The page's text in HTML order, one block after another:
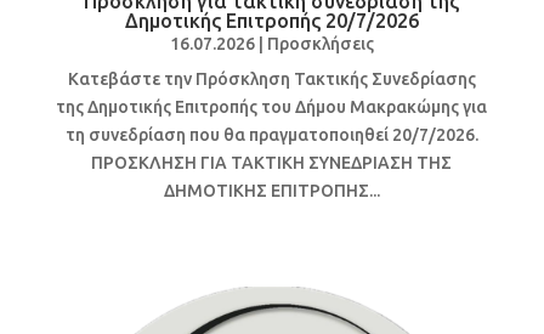
Δημοτικής Επιτροπής 20/7/2026
16.07.2026| Προσκλήσεις
Κατεβάστε την Πρόσκληση Τακτικής Συνεδρίασης
της Δημοτικής Επιτροπής του Δήμου Μακρακώμης για
τη συνεδρίαση που θα πραγματοποιηθεί 20/7/2026.
ΠΡΟΣΚΛΗΣΗ ΓΙΑ ΤΑΚΤΙΚΗ ΣΥΝΕΔΡΙΑΣΗ ΤΗΣ
ΔΗΜΟΤΙΚΗΣ ΕΠΙΤΡΟΠΗΣ...